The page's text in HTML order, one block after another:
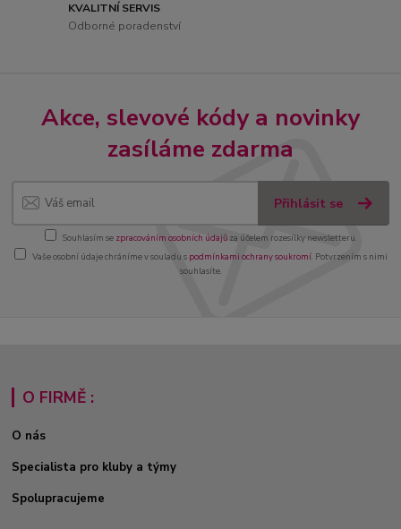
KVALITNÍ SERVIS
Odborné poradenství
Akce, slevové kódy a novinky
zasíláme zdarma
Přihlásit se
Souhlasím se zpracováním osobních údajůza účelem rozesílky newsletteru.
Vaše osobní údaje chráníme v souladu s podmínkami ochrany soukromí. Potvrzením s nimi
souhlasíte.
O FIRMĚ :
O nás
Specialista pro kluby a týmy
Spolupracujeme